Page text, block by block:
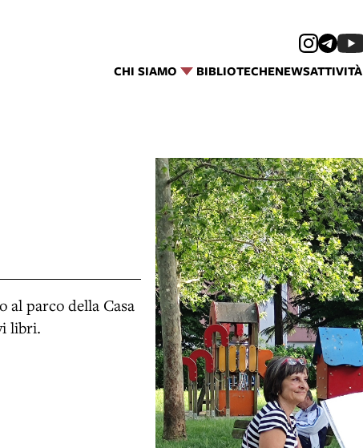
CHI SIAMO BIBLIOTECHENEWSATTIVITÀ
al parco della Casa
libri.